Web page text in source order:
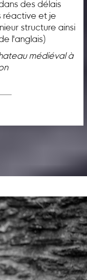
des délais
réactive et je
structure ainsi
l'anglais)
médiéval à